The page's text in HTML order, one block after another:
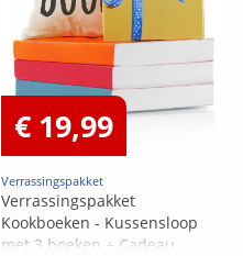
€ 19,99
Verrassingspakket
Verrassingspakket
Kookboeken - Kussensloop
met 3 boeken + Cadeau